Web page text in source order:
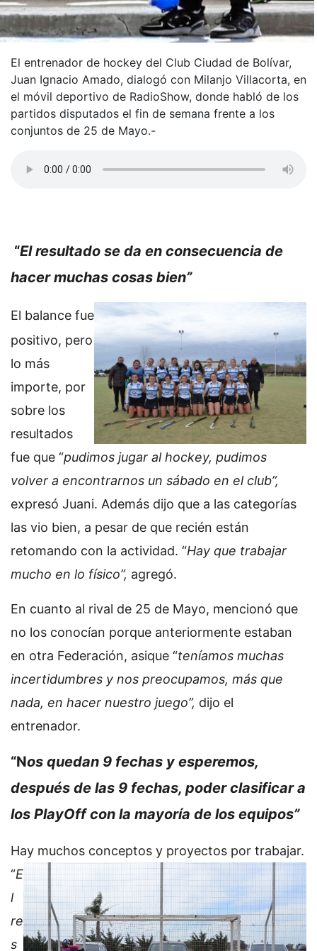
El entrenador de hockey del Club Ciudad de Bolívar,
Juan Ignacio Amado, dialogó con Milanjo Villacorta, en
el móvil deportivo de RadioShow, donde habló de los
partidos disputados el fin de semana frente a los
conjuntos de 25 de Mayo.-
“El resultado se da en consecuencia de
hacer muchas cosas bien”
El balance fue
positivo, pero
lo más
importe, por
sobre los
resultados
fue que “pudimos jugar al hockey, pudimos
volver a encontrarnos un sábado en el club”,
expresó Juani. Además dijo que a las categorías
las vio bien, a pesar de que recién están
retomando con la actividad. “Hay que trabajar
mucho en lo físico”, agregó.
En cuanto al rival de 25 de Mayo, mencionó que
no los conocían porque anteriormente estaban
en otra Federación, asique “teníamos muchas
incertidumbres y nos preocupamos, más que
nada, en hacer nuestro juego”, dijo el
entrenador.
“Nos quedan 9 fechas y esperemos,
después de las 9 fechas, poder clasificar a
los PlayOff con la mayoría de los equipos”
Hay muchos conceptos y proyectos por trabajar.
“E
l
re
s